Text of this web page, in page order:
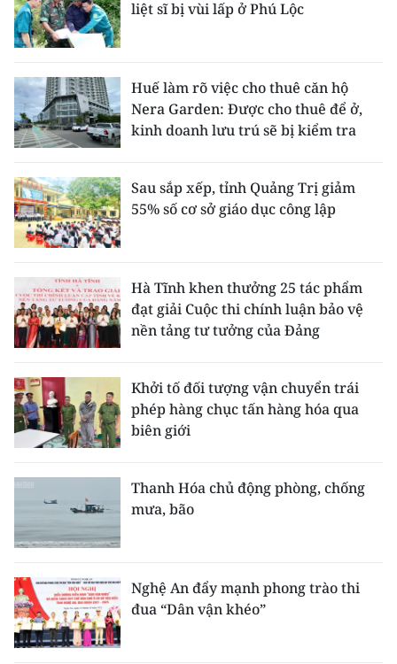
liệt sĩ bị vùi lấp ở Phú Lộc
Huế làm rõ việc cho thuê căn hộ
Nera Garden: Được cho thuê để ở,
kinh doanh lưu trú sẽ bị kiểm tra
Sau sắp xếp, tỉnh Quảng Trị giảm
55% số cơ sở giáo dục công lập
Hà Tĩnh khen thưởng 25 tác phẩm
đạt giải Cuộc thi chính luận bảo vệ
nền tảng tư tưởng của Đảng
Khởi tố đối tượng vận chuyển trái
phép hàng chục tấn hàng hóa qua
biên giới
Thanh Hóa chủ động phòng, chống
mưa, bão
Nghệ An đẩy mạnh phong trào thi
đua “Dân vận khéo”